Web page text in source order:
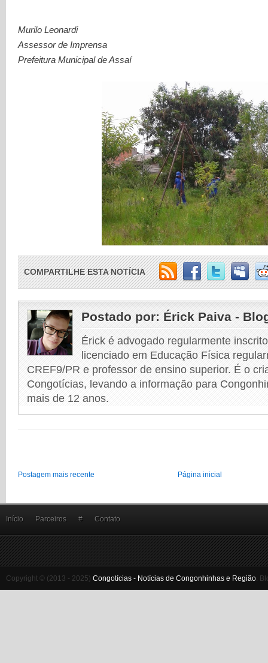
Murilo Leonardi
Assessor de Imprensa
Prefeitura Municipal de Assaí
COMPARTILHE ESTA NOTÍCIA
Postado por: Érick Paiva -
Érick é advogado regularmente
licenciado em Educação Física
CREF9/PR e professor de ensino superior. É o
Congotícias, levando a informação para
mais de 12 anos.
Postagem mais recente Página inicial
Início Parceiros # Contato
Copyright © (2013 - 2025) Congotícias - Notícias de Congonhinhas e Região.